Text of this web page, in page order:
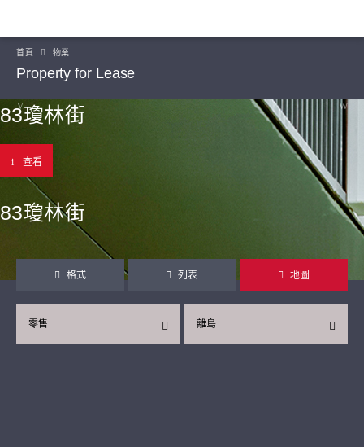
首頁 物業
Property for Lease
83瓊林街
查看
83瓊林街
格式 列表 地圖
離島
零售